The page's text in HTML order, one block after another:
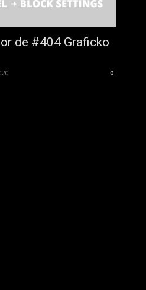
de #404 Graficko
0